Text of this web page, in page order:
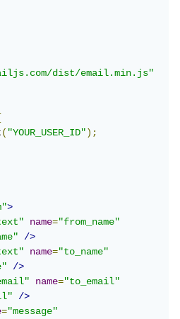
dist/email.min.js"
("YOUR_USER_ID");
>
name="from_name"
/>
name="to_name"
/>
name="to_email"
/>
="message"